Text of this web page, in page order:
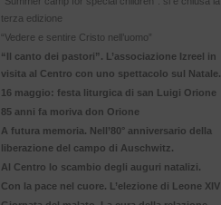
terza edizione
“Vedere e sentire Cristo nell’uomo”
“Il canto dei pastori”. L’associazione Izreel in
visita al Centro con uno spettacolo sul Natale.
16 maggio: festa liturgica di san Luigi Orione
85 anni fa moriva don Orione
A futura memoria. Nell’80° anniversario della
liberazione del campo di Auschwitz.
Al Centro lo scambio degli auguri natalizi.
Con la pace nel cuore. L’elezione di Leone XIV